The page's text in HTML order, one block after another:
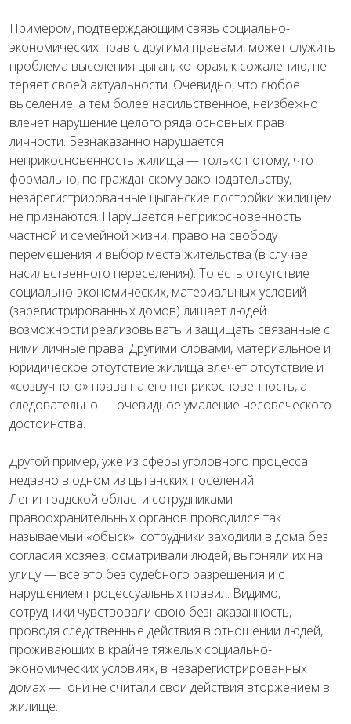
Примером, подтверждающим связь социально-
экономических прав с другими правами, может служить
проблема выселения цыган, которая, к сожалению, не
теряет своей актуальности. Очевидно, что любое
выселение, а тем более насильственное, неизбежно
влечет нарушение целого ряда основных прав
личности. Безнаказанно нарушается
неприкосновенность жилища — только потому, что
формально, по гражданскому законодательству,
незарегистрированные цыганские постройки жилищем
не признаются. Нарушается неприкосновенность
частной и семейной жизни, право на свободу
перемещения и выбор места жительства (в случае
насильственного переселения). То есть отсутствие
социально-экономических, материальных условий
(зарегистрированных домов) лишает людей
возможности реализовывать и защищать связанные с
ними личные права. Другими словами, материальное и
юридическое отсутствие жилища влечет отсутствие и
«созвучного» права на его неприкосновенность, а
следовательно — очевидное умаление человеческого
достоинства.
Другой пример, уже из сферы уголовного процесса:
недавно в одном из цыганских поселений
Ленинградской области сотрудниками
правоохранительных органов проводился так
называемый «обыск»: сотрудники заходили в дома без
согласия хозяев, осматривали людей, выгоняли их на
улицу — все это без судебного разрешения и с
нарушением процессуальных правил. Видимо,
сотрудники чувствовали свою безнаказанность,
проводя следственные действия в отношении людей,
проживающих в крайне тяжелых социально-
экономических условиях, в незарегистрированных
домах — они не считали свои действия вторжением в
жилище.